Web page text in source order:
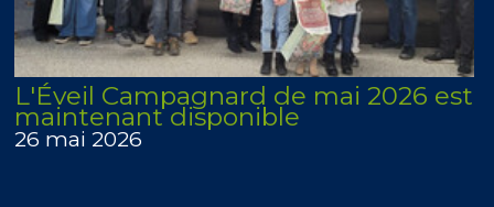
L'Éveil Campagnard de mai 2026 est
maintenant disponible
26 mai 2026